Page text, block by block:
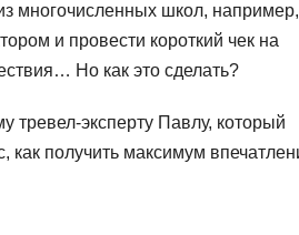
многочисленных школ, например,
и провести короткий чек на
Но как это сделать?
эксперту Павлу, который
как получить максимум